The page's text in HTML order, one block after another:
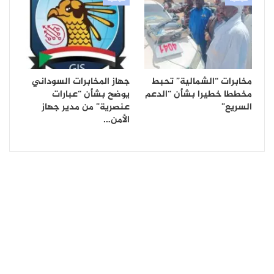
مخابرات “الشمالية” تحبط
مخططا خطيرا بشأن “الدعم
السريع”
جهاز المخابرات السوداني
يوضح بشأن “عبارات
عنصرية” من مدير جهاز
الأمن…